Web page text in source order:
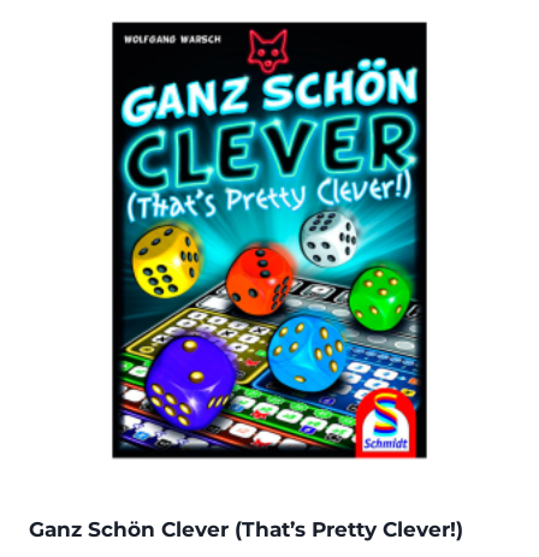
Ganz Schön Clever (That’s Pretty Clever!)